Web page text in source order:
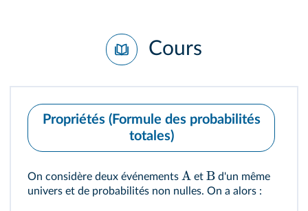
Cours
Propriétés (Formule des probabilités
totales)
On considère deux événements A et B d'un même
univers et de probabilités non nulles. On a alors :